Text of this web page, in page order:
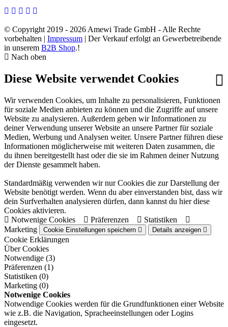
© Copyright 2019 - 2026 Amewi Trade GmbH - Alle Rechte
vorbehalten | Impressum | Der Verkauf erfolgt an Gewerbetreibende
in unserem B2B Shop.!
Nach oben
Diese Website verwendet Cookies
Wir verwenden Cookies, um Inhalte zu personalisieren, Funktionen
für soziale Medien anbieten zu können und die Zugriffe auf unsere
Website zu analysieren. Außerdem geben wir Informationen zu
deiner Verwendung unserer Website an unsere Partner für soziale
Medien, Werbung und Analysen weiter. Unsere Partner führen diese
Informationen möglicherweise mit weiteren Daten zusammen, die
du ihnen bereitgestellt hast oder die sie im Rahmen deiner Nutzung
der Dienste gesammelt haben.
Standardmäßig verwenden wir nur Cookies die zur Darstellung der
Website benötigt werden. Wenn du aber einverstanden bist, dass wir
dein Surfverhalten analysieren dürfen, dann kannst du hier diese
Cookies aktivieren.
Notwenige Cookies
Präferenzen
Statistiken
Marketing
Cookie Einstellungen speichern Details anzeigen
Cookie Erklärungen
Über Cookies
Notwendige (3)
Präferenzen (1)
Statistiken (0)
Marketing (0)
Notwenige Cookies
Notwendige Cookies werden für die Grundfunktionen einer Website
wie z.B. die Navigation, Spracheeinstellungen oder Logins
eingesetzt.